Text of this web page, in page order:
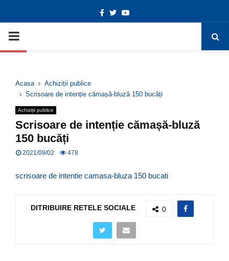
Deschide bara de unelte
Facebook
TwitterYoutube
PRIMARY
Acasa
Achiziții publice
Scrisoare de intenție cămașă-bluză 150 bucăți
Achiziții publice
Scrisoare de intenție cămașă-bluză
150 bucăți
2021/09/02 478
scrisoare de intentie camasa-bluza 150 bucati
DITRIBUIRE RETELE SOCIALE 0